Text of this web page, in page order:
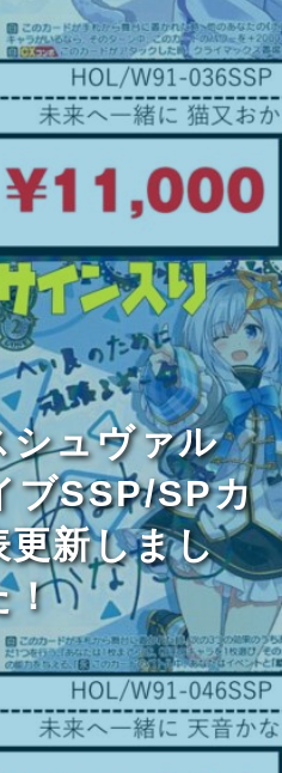
シュヴァル
ブSSP/SPカ
更新しまし
！